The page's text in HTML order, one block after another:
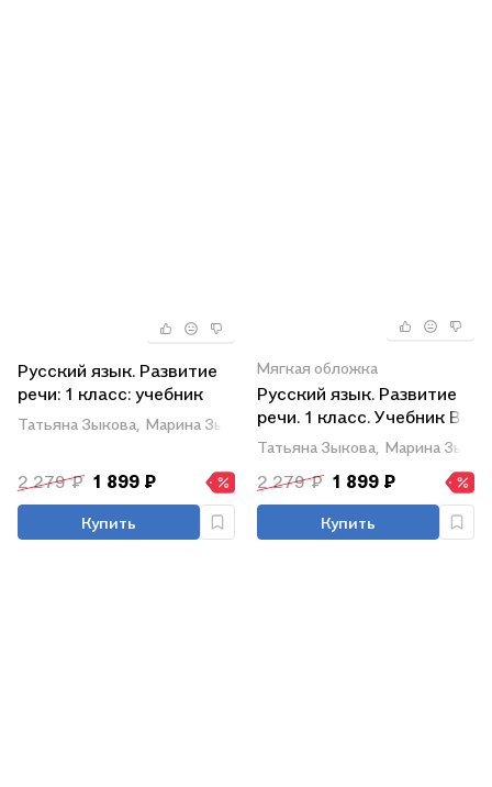
Русский язык. Развитие
речи: 1 класс: учебник
для
общеобразовательных
реализующих
адаптированнные
основные
Татьяна Зыкова, Марина Зыкова, Елена Кузьмичева
2 279 ₽ 1 899 ₽
Купить
Мягкая обложка
Русский язык. Развитие
речи. 1 класс. Учебник В
двух частях. Часть 2
обучающихся)
Татьяна Зыкова, Марина
2 279 ₽ 1 899 ₽
Купить